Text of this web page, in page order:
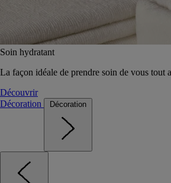
Soin hydratant
La façon idéale de prendre soin de vous tout
Découvrir
Décoration
Décoration